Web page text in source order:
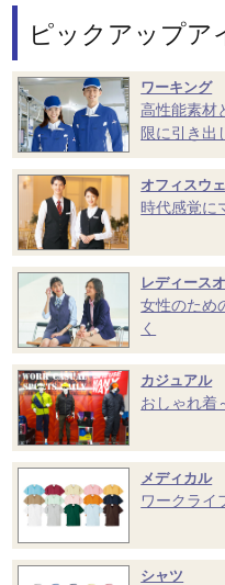
ピックアップア
ワーキング
高性能素材
限に引き出
オフィスウ
時代感覚に
レディース
女性のため
く
カジュアル
おしゃれ着
メディカル
ワークライ
シャツ